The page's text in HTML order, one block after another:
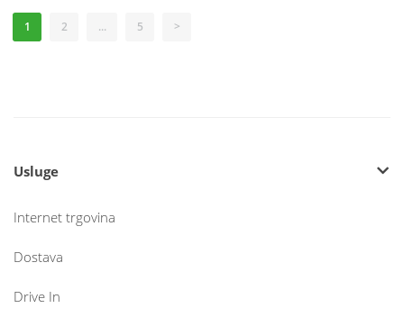
1 2 ... 5 >
Usluge
Internet trgovina
Dostava
Drive In